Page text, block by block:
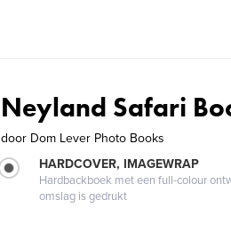
Neyland Safari
door Dom Lever Photo Books
HARDCOVER, IMAGEWRAP
Hardbackboek met een full-colour
omslag is gedrukt